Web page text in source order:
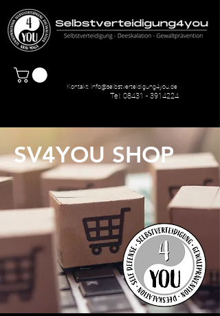
Kontakt: info@selbstverteidigung4you.de
Tel: 08431 - 3914224
SV4YOU SHOP